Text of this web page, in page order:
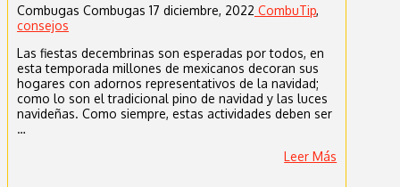
Combugas Combugas 17 diciembre, 2022 CombuTip‬,
consejos
Las fiestas decembrinas son esperadas por todos, en
esta temporada millones de mexicanos decoran sus
hogares con adornos representativos de la navidad;
como lo son el tradicional pino de navidad y las luces
navideñas. Como siempre, estas actividades deben ser
…
Leer Más